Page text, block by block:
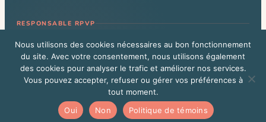
RESPONSABLE RPVP
© 2026 CPE Le Kangourou. Tous droits réservés. Site web conçu par
Alexandre Beauchamp
Vous êtes un administrateur WordPress?Cliquez ici
Nous utilisons des cookies nécessaires au bon fonctionnement
du site. Avec votre consentement, nous utilisons également
des cookies pour analyser le trafic et améliorer nos services.
Vous pouvez accepter, refuser ou gérer vos préférences à
tout moment.
Oui
Non Politique de témoins